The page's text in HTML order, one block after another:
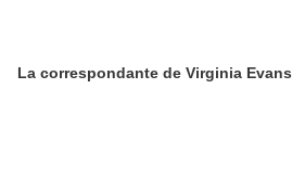
La correspondante de Virginia Evans